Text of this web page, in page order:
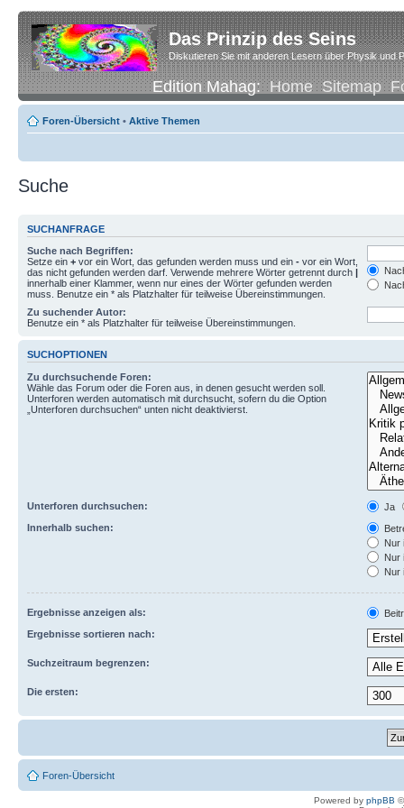
Das Prinzip des Seins
Diskutieren Sie mit anderen Lesern über Physik und
Edition Mahag:Home Sitemap
Foren-Übersicht • Aktive Themen
Suche
SUCHANFRAGE
Suche nach Begriffen:
Setze ein + vor ein Wort, das gefunden werden muss und ein - vor ein Wort,
das nicht gefunden werden darf. Verwende mehrere Wörter getrennt durch |
innerhalb einer Klammer, wenn nur eines der Wörter gefunden werden
muss. Benutze ein * als Platzhalter für teilweise Übereinstimmungen.
Zu suchender Autor:
Benutze ein * als Platzhalter für teilweise Übereinstimmungen.
SUCHOPTIONEN
Zu durchsuchende Foren:
Wähle das Forum oder die Foren aus, in denen gesucht werden soll.
Unterforen werden automatisch mit durchsucht, sofern du die Option
„Unterforen durchsuchen“ unten nicht deaktivierst.
Unterforen durchsuchen:
Ja
Innerhalb suchen:
Nur
Nur
Nur
Ergebnisse anzeigen als:
Ergebnisse sortieren nach:
Suchzeitraum begrenzen:
Die ersten:
Foren-Übersicht
Powered by phpBB